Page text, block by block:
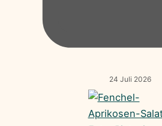
24 Juli 2026